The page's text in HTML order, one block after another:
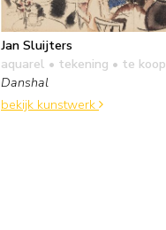
Jan Sluijters
aquarel • tekening • te koop
Danshal
bekijk kunstwerk